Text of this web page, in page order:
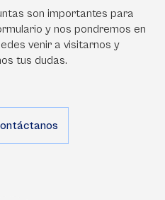
son importantes para
y nos pondremos en
venir a visitarnos y
tus dudas.